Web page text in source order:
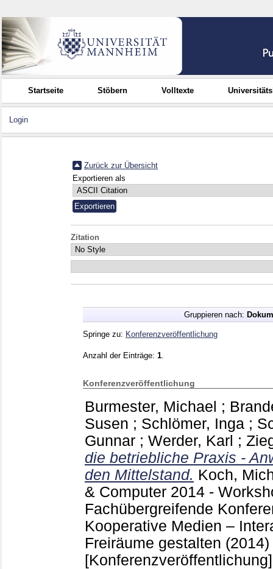
Startseite Stöbern Volltexte
Login
Zurück zur Übersicht
Exportieren als
Zitation
Gruppieren nach:
Springe zu: Konferenzveröffentlichung
Anzahl der Einträge: 1
Konferenzveröffentlichung
Burmester, Michael ;
Susen ; Schlömer, Inga ;
Gunnar ; Werder, Karl ;
die betriebliche Praxis -
den Mittelstand. Koch,
& Computer 2014 -
Fachübergreifende
Kooperative Medien –
Freiräume gestalten
[Konferenzveröffentlichung]